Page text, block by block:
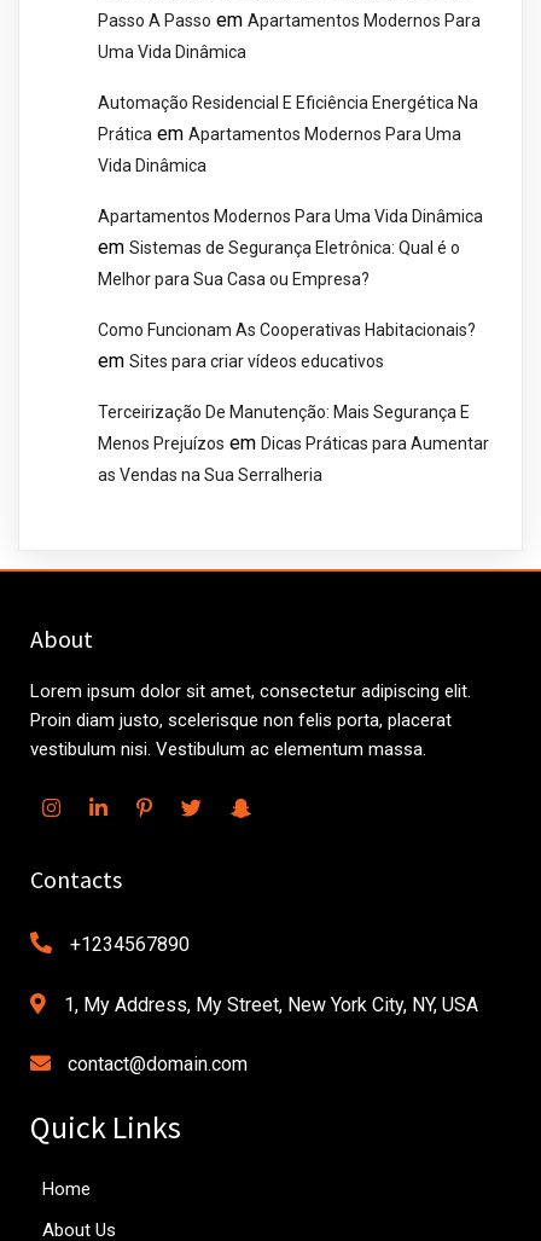
Passo A Passo em Apartamentos Modernos Para
Uma Vida Dinâmica
Automação Residencial E Eficiência Energética Na
Prática em Apartamentos Modernos Para Uma
Vida Dinâmica
Apartamentos Modernos Para Uma Vida Dinâmica
em Sistemas de Segurança Eletrônica: Qual é o
Melhor para Sua Casa ou Empresa?
Como Funcionam As Cooperativas Habitacionais?
em Sites para criar vídeos educativos
Terceirização De Manutenção: Mais Segurança E
Menos Prejuízos em Dicas Práticas para Aumentar
as Vendas na Sua Serralheria
About
Lorem ipsum dolor sit amet, consectetur adipiscing elit.
Proin diam justo, scelerisque non felis porta, placerat
vestibulum nisi. Vestibulum ac elementum massa.
Contacts
+1234567890
1, My Address, My Street, New York City, NY, USA
contact@domain.com
Quick Links
Home
About Us